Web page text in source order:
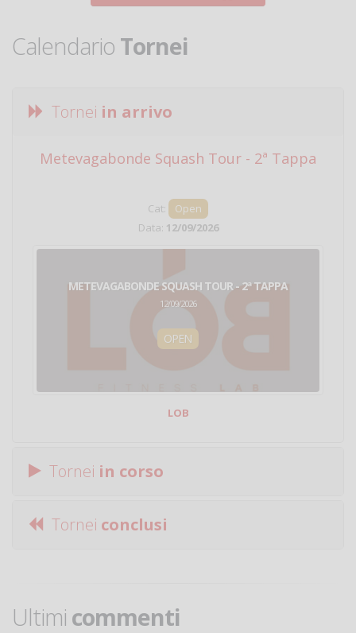
Calendario Tornei
Tornei in arrivo
Metevagabonde Squash Tour - 2ª Tappa
Cat:
Open
Data: 12/09/2026
METEVAGABONDE SQUASH TOUR - 2ª TAPPA
12/09/2026
OPEN
LOB
Tornei in corso
Tornei conclusi
Ultimi commenti